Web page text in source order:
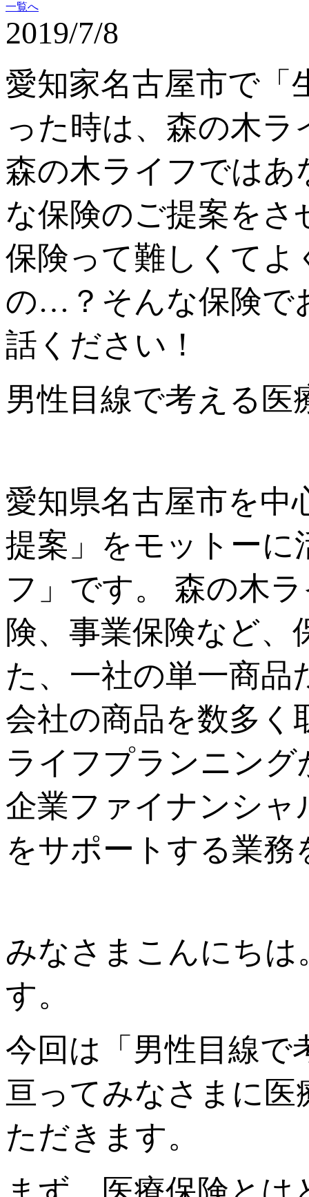
一覧へ
2019/7/8
愛知家名古屋市で「
った時は、森の木
森の木ライフでは
な保険のご提案を
保険って難しくて
の…？そんな保険で
話ください！
男性目線で考える医
愛知県名古屋市を中
提案」をモットーに
フ」です。 森の木
険、事業保険など
た、一社の単一商
会社の商品を数多く
ライフプランニン
企業ファイナンシャ
をサポートする業
みなさまこんにち
す。
今回は「男性目線で
亘ってみなさまに医
ただきます。